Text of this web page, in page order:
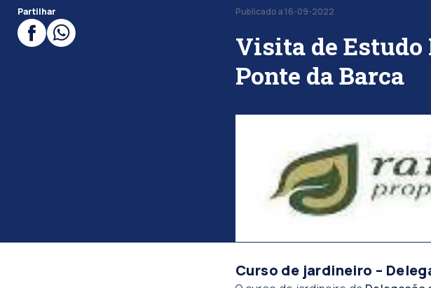
Partilhar Publicado a 16-09-2022
Visita de
Ponte da Barca
Curso de jardineiro –